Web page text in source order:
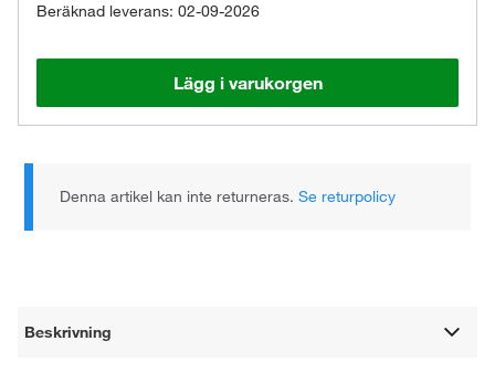
Beräknad leverans: 02-09-2026
Lägg i varukorgen
Denna artikel kan inte returneras.Se returpolicy
Beskrivning